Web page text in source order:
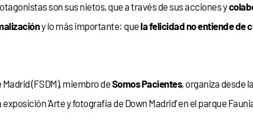
son sus nietos, que a través de sus acciones y
y lo más importante: quela felicidad no entiende de
(FSDM), miembro deSomos Pacientes, organiza desde
‘Arte y fotografía de Down Madrid’ en el parque